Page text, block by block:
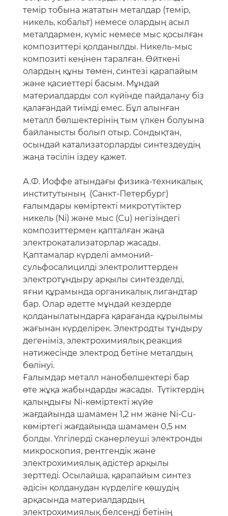
темір тобына жататын металдар (темір,
никель, кобальт) немесе олардың асыл
металдармен, күміс немесе мыс қосылған
композиттері қолданылды. Никель-мыс
композиті кеңінен таралған. Өйткені
олардың құны төмен, синтезі қарапайым
және қасиеттері басым. Мұндай
материалдарды сол күйінде пайдалану біз
қалағандай тиімді емес. Бұл алынған
металл бөлшектерінің тым үлкен болуына
байланысты болып отыр. Сондықтан,
осындай катализаторларды синтездеудің
жаңа тәсілін іздеу қажет.
А.Ф. Иоффе атындағы физика-техникалық
институтының (Санкт-Петербург)
ғалымдары көміртекті микротүтіктер
никель (Ni) және мыс (Cu) негізіндегі
композиттермен қапталған жаңа
электрокатализаторлар жасады.
Қаптамалар күрделі аммоний-
сульфосалицилді электролиттерден
электротұндыру арқылы синтезделді,
яғни құрамында органикалық лигандтар
бар. Олар әдетте мұндай кездерде
қолданылатындарға қарағанда құрылымы
жағынан күрделірек. Электродты тұндыру
дегеніміз, электрохимиялық реакция
нәтижесінде электрод бетіне металдың
бөлінуі.
Ғалымдар металл нанобөлшектері бар
өте жұқа жабындарды жасады. Түтіктердің
қалыңдығы Ni-көміртекті жүйе
жағдайында шамамен 1,2 нм және Ni-Cu-
көміртегі жағдайында шамамен 0,5 нм
болды. Үлгілерді сканерлеуші электронды
микроскопия, рентгендік және
электрохимиялық әдістер арқылы
зерттеді. Осылайша, қарапайым синтез
әдісін қолданудан күрделіге көшудің
арқасында материалдардың
электрохимиялық белсенді бетінің